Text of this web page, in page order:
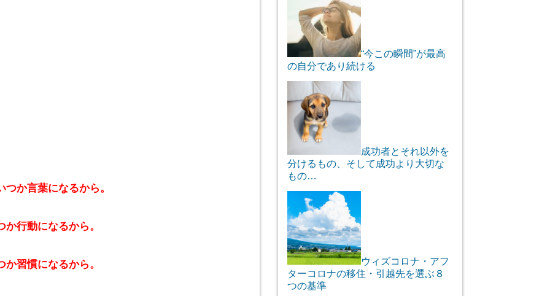
つか言葉になるから。
行動になるから。
習慣になるから。
“今この瞬間”が最高
の自分であり続ける
成功者とそれ以外を
分けるもの、そして成功より大切な
もの…
ウィズコロナ・アフ
ターコロナの移住・引越先を選ぶ８
つの基準